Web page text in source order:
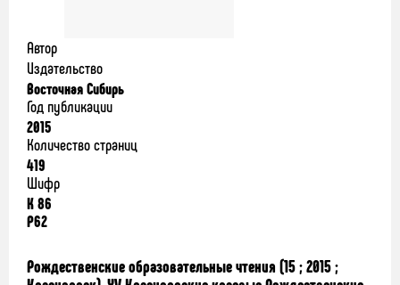
Автор
Издательство
Восточная Сибирь
Год публикации
2015
Количество страниц
419
Шифр
К 86
Р62
Рождественские образовательные чтения (15 ; 2015 ;